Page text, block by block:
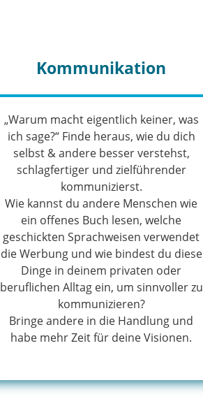
Kommunikation
„Warum macht eigentlich keiner, was
ich sage?“ Finde heraus, wie du dich
selbst & andere besser verstehst,
schlagfertiger und zielführender
kommunizierst.
Wie kannst du andere Menschen wie
ein offenes Buch lesen, welche
geschickten Sprachweisen verwendet
die Werbung und wie bindest du diese
Dinge in deinem privaten oder
beruflichen Alltag ein, um sinnvoller zu
kommunizieren?
Bringe andere in die Handlung und
habe mehr Zeit für deine Visionen.